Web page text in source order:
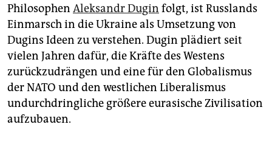
Philosophen Aleksandr Dugin folgt, ist Russlands
Einmarsch in die Ukraine als Umsetzung von
Dugins Ideen zu verstehen. Dugin plädiert seit
vielen Jahren dafür, die Kräfte des Westens
zurückzudrängen und eine für den Globalismus
der NATO und den westlichen Liberalismus
undurchdringliche größere eurasische Zivilisation
aufzubauen.